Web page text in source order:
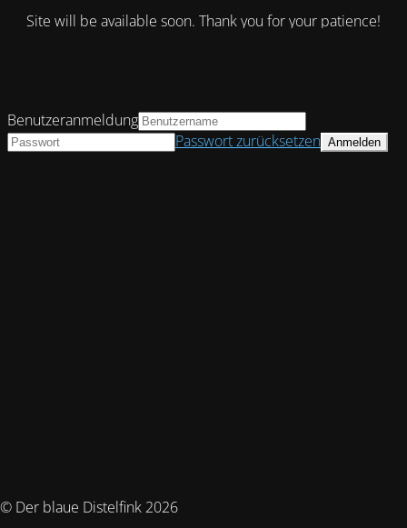
Site will be available soon. Thank you for your patience!
© Der blaue Distelfink 2026
Benutzeranmeldung
Passwort zurücksetzen